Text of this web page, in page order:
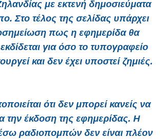
με εκτενή δημοσιεύματα
Στο τέλος της σελίδας υπάρχει
πως η εφημερίδα θα
για όσο το τυπογραφείο
και δεν έχει υποστεί ζημιές.
ότι δεν μπορεί κανείς να
την έκδοση της εφημερίδας. Η
ραδιοπομπών δεν είναι πλέον